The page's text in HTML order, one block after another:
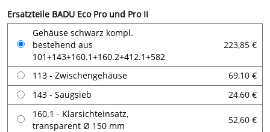
Ersatzteile BADU Eco Pro und Pro II
Gehäuse schwarz kompl.
bestehend aus
101+143+160.1+160.2+412.1+582
223,85 €
113 - Zwischengehäuse
69,10 €
143 - Saugsieb
24,60 €
160.1 - Klarsichteinsatz,
transparent Ø 150 mm
52,60 €